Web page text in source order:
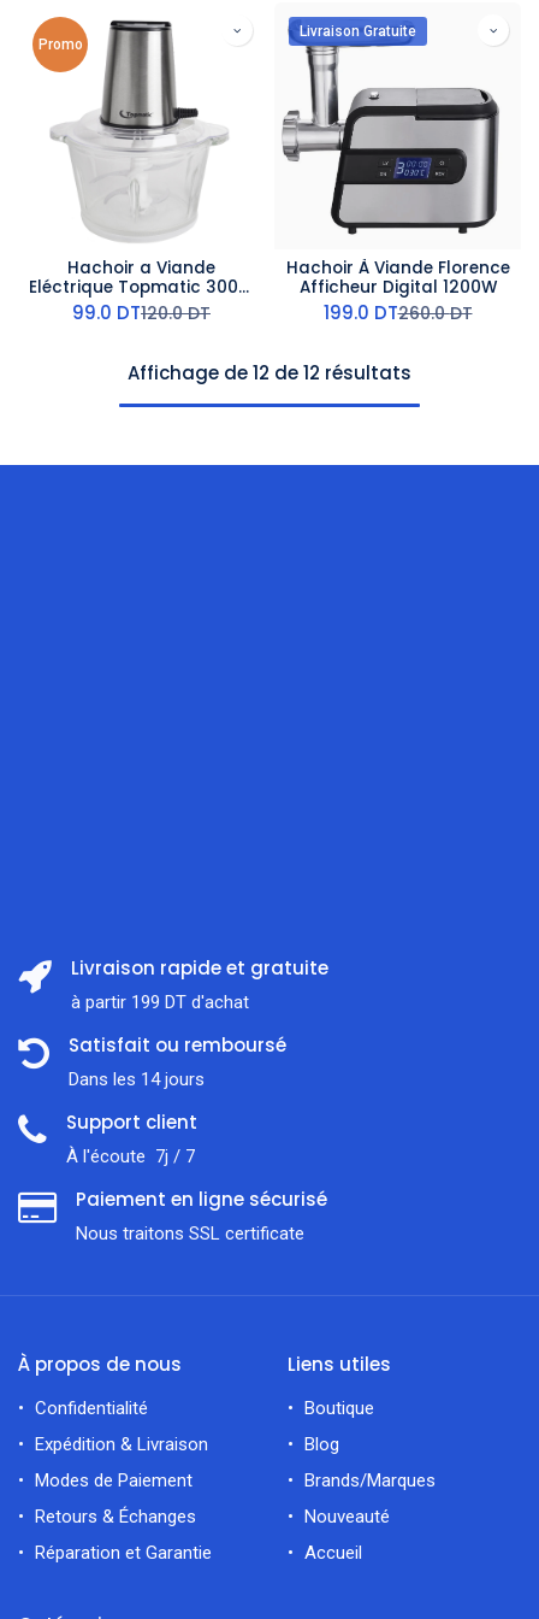
Promo
Hachoir a Viande
Eléctrique Topmatic 300W
1,6
99.0 DT120.0DT
Livraison Gratuite
Hachoir À Viande Florence
Afficheur Digital 1200W
199.0 DT260.0DT
Affichage de 12 de 12 résultats
Livraison rapide et gratuite
à partir 199 DT d'achat
Satisfait ou remboursé
Dans les 14 jours
Support client
À l'écoute 7j / 7
Paiement en ligne sécurisé
Nous traitons SSL сertificate
À propos de nous
Confidentialité
Expédition & Livraison
Modes de Paiement
Retours & Échanges
Réparation et Garantie
Liens utiles
Boutique
Blog
Brands/Marques
Nouveauté
Accueil